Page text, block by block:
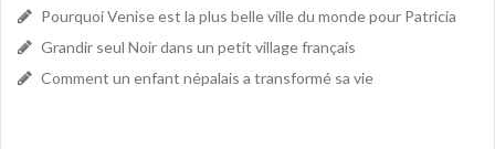
Pourquoi Venise est la plus belle ville du monde pour Patricia
Grandir seul Noir dans un petit village français
Comment un enfant népalais a transformé sa vie